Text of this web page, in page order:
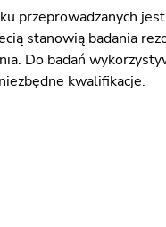
przeprowadzanych
stanowią badania
Do badań
kwalifikacje.